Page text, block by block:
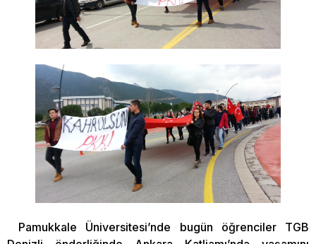
Pamukkale Üniversitesi’nde bugün öğrenciler TGB